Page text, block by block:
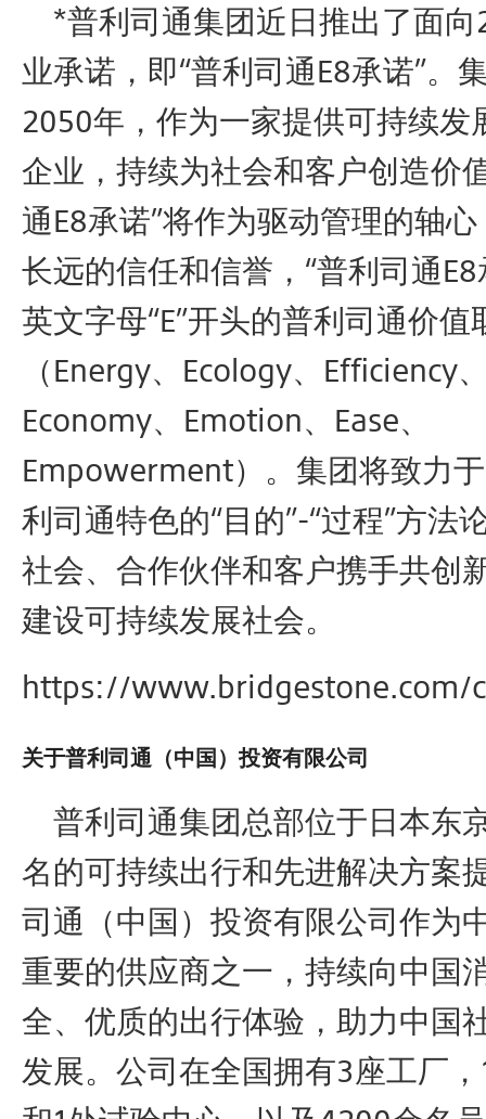
*普利司通集团近日推出了面向
业承诺，即“普利司通E8承诺”。
2050年，作为一家提供可持续发
企业，持续为社会和客户创造价
通E8承诺”将作为驱动管理的轴
长远的信任和信誉，“普利司通
英文字母“E”开头的普利司通价值
（Energy、Ecology、Efficiency
Economy、Emotion、Ease、
Empowerment）。集团将致力
利司通特色的“目的”-“过程”方法
社会、合作伙伴和客户携手共创
建设可持续发展社会。
https://www.bridgestone.com/
关于普利司通（中国）投资有限公司
普利司通集团总部位于日本东
名的可持续出行和先进解决方案
司通（中国）投资有限公司作为
重要的供应商之一，持续向中国
全、优质的出行体验，助力中国
发展。公司在全国拥有3座工厂